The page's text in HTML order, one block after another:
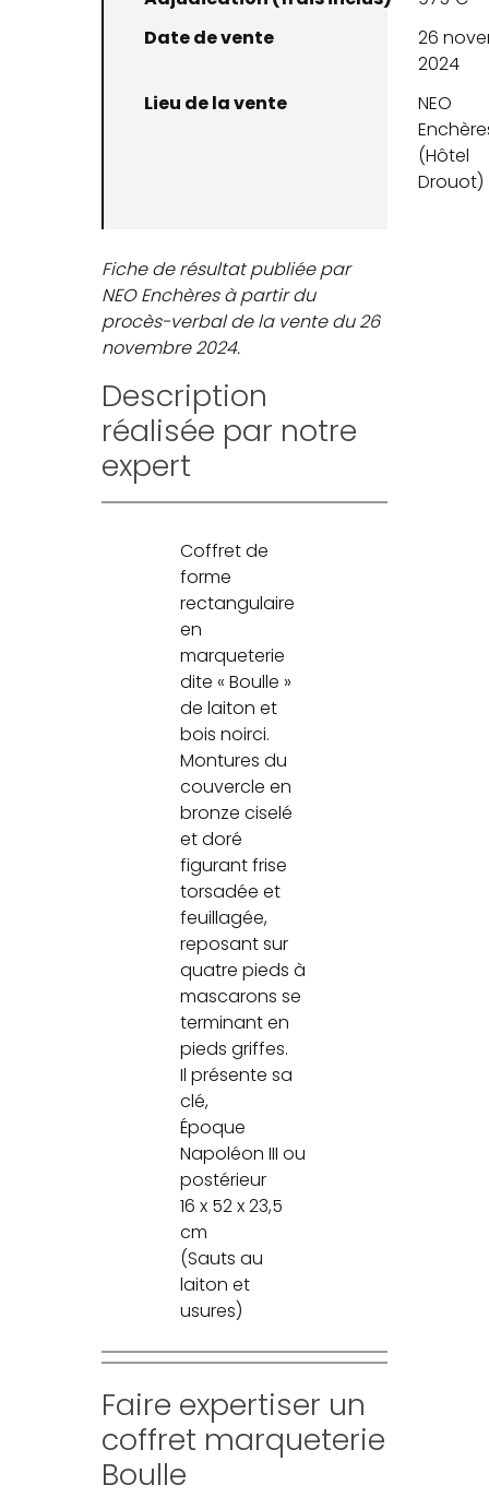
Date de vente
26
2024
Lieu de la vente
NEO
(Hôtel
Drouot)
Fiche de résultat publiée par
NEO Enchères à partir du
procès-verbal de la vente du 26
novembre 2024.
Description
réalisée par notre
expert
Coffret de
forme
rectangulaire
en
marqueterie
dite « Boulle »
de laiton et
bois noirci.
Montures du
couvercle en
bronze ciselé
et doré
figurant frise
torsadée et
feuillagée,
reposant sur
quatre pieds à
mascarons se
terminant en
pieds griffes.
Il présente sa
clé,
Époque
Napoléon III ou
postérieur
16 x 52 x 23,5
cm
(Sauts au
laiton et
usures)
Faire expertiser un
coffret marqueterie
Boulle